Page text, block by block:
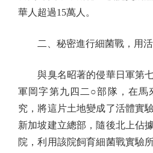
華人超過15萬人。
二、秘密進行細菌戰，用活
與臭名昭著的侵華日軍第七
軍岡字第九四二○部隊，在馬
究，將這片土地變成了活體實
新加坡建立總部，隨後北上佔
院，利用該院飼育細菌戰實驗